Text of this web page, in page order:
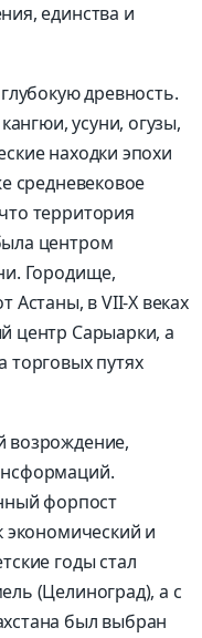
единства и
древность.
усуни, огузы,
находки эпохи
средневековое
территория
центром
Городище,
Астаны, в VII-X веках
центр Сарыарки, а
торговых путях
возрождение,
форпост
экономический и
годы стал
(Целиноград), а с
был выбран